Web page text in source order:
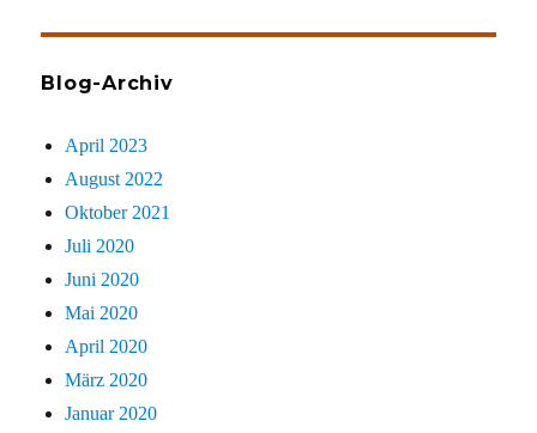
Blog-Archiv
April 2023
August 2022
Oktober 2021
Juli 2020
Juni 2020
Mai 2020
April 2020
März 2020
Januar 2020